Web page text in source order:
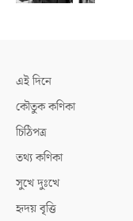
এই দিনে
কৌতুক কণিকা
চিঠিপত্র
তথ্য কণিকা
সুখে দুঃখে
হৃদয় বৃত্তি